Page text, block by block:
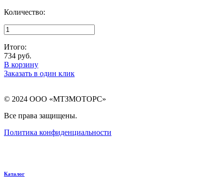
Количество:
Итого:
734 руб.
В корзину
Заказать в один клик
© 2024 ООО «МТЗМОТОРС»
Все права защищены.
Политика конфиденциальности
Каталог